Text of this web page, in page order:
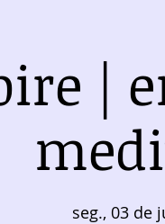
|
seg., 03 de